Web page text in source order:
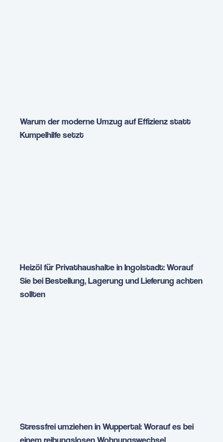
Warum der moderne Umzug auf Effizienz statt
Kumpelhilfe setzt
Heizöl für Privathaushalte in Ingolstadt: Worauf
Sie bei Bestellung, Lagerung und Lieferung achten
sollten
Stressfrei umziehen in Wuppertal: Worauf es bei
einem reibungslosen Wohnungswechsel